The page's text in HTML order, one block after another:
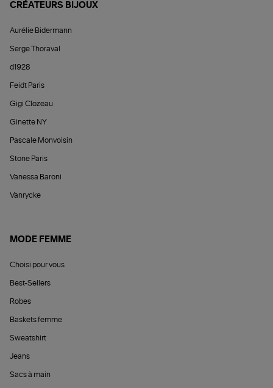
CRÉATEURS BIJOUX
Aurélie Bidermann
Serge Thoraval
d1928
Feidt Paris
Gigi Clozeau
Ginette NY
Pascale Monvoisin
Stone Paris
Vanessa Baroni
Vanrycke
MODE FEMME
Choisi pour vous
Best-Sellers
Robes
Baskets femme
Sweatshirt
Jeans
Sacs à main